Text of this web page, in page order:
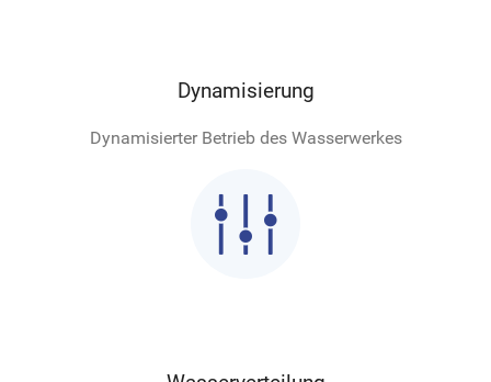
Dynamisierung
Dynamisierter Betrieb des Wasserwerkes
